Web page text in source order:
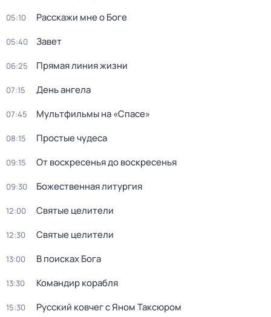
05:10 Расскажи мне о Боге
05:40 Завет
06:25 Прямая линия жизни
07:15 День ангела
07:45 Мультфильмы на «Спасе»
08:15 Простые чудеса
09:15 От воскресенья до воскресенья
09:30 Божественная литургия
12:00 Святые целители
12:30 Святые целители
13:00 В поисках Бога
13:30 Командир корабля
15:30 Русский ковчег с Яном Таксюром